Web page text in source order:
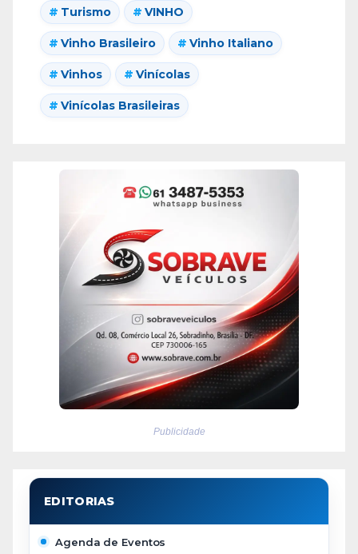
Turismo VINHO
Vinho Brasileiro Vinho Italiano
Vinhos Vinícolas
Vinícolas Brasileiras
Publicidade
Agenda de Eventos